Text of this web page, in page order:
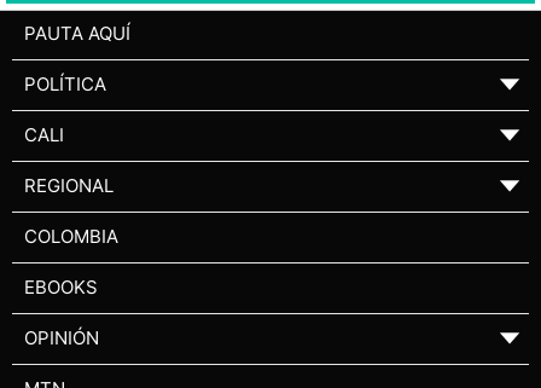
PAUTA AQUÍ
POLÍTICA ▼
CALI ▼
REGIONAL ▼
COLOMBIA
EBOOKS
OPINIÓN ▼